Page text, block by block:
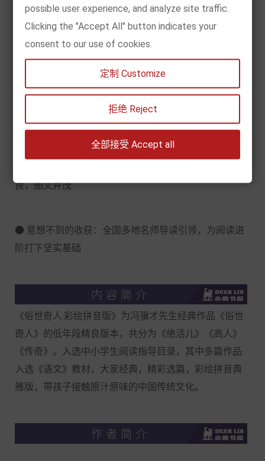
●经典的新受众：家喻户晓的《俗世奇人》，撷取动人
篇章，精心绘制低年段彩绘拼音版
●原汁原味的传统文化：浓郁的传奇色彩、活灵活现的
人物形象、生动幽默的本土语言，浓缩民间传统文化的
大智慧、真性情、好故事
良，图文并茂
● 意想不到的收获：全国多地名师导读引领，为阅读进
阶打下坚实基础
《俗世奇人·彩绘拼音版》为冯骥才先生经典作品《俗世
奇人》的低年段精良版本，共分为《绝活儿》《高人》
《传奇》。入选中小学生阅读指导目录，其中多篇作品
入选《语文》教材，大家经典，精彩选篇，彩绘拼音典
雅版，带孩子接触原汁原味的中国传统文化。
possible user experience, and analyze site traffic.
Clicking the "Accept All" button indicates your
consent to our use of cookies.
定制 Customize
拒绝 Reject
全部接受 Accept all